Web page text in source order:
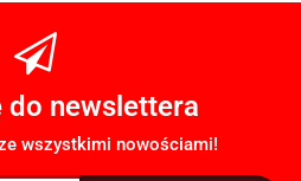
do newslettera
wszystkimi nowościami!